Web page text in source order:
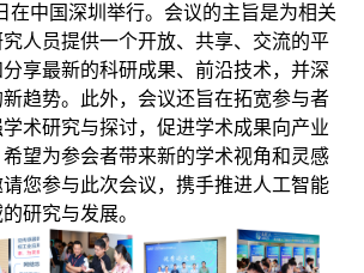
在中国深圳举行。会议的主旨是为相关
人员提供一个开放、共享、交流的平
享最新的科研成果、前沿技术，并深
趋势。此外，会议还旨在拓宽参与者
术研究与探讨，促进学术成果向产业
望为参会者带来新的学术视角和灵感
您参与此次会议，携手推进人工智能
研究与发展。